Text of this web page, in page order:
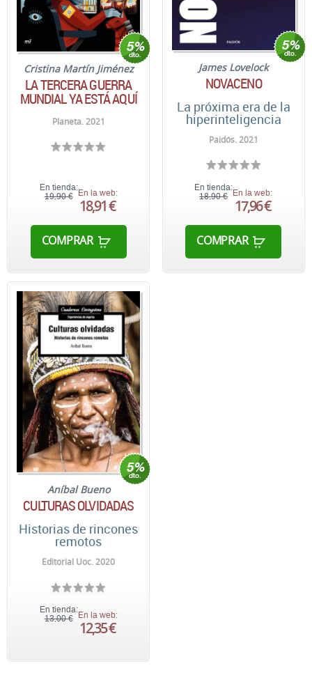
Cristina Martín Jiménez
LA TERCERA GUERRA
MUNDIAL YA ESTÁ AQUÍ
Planeta. 2021
En tienda:
19,90 € En la web:
18,91 €
COMPRAR
James Lovelock
NOVACENO
La próxima era de la
hiperinteligencia
Paidós. 2021
En tienda:
18,90 € En la web:
17,96 €
COMPRAR
Aníbal Bueno
CULTURAS OLVIDADAS
Historias de rincones
remotos
Editorial Uoc. 2020
En tienda:
13,00 € En la web:
12,35 €